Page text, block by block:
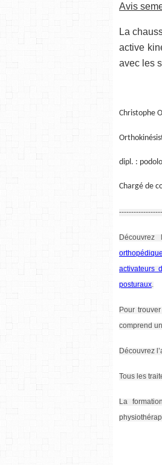
Avis
La
active
avec les
Christophe
dipl. :
Chargé de
activateurs
posturaux.
Pour
comprend un
Découvrez
Tous les
La